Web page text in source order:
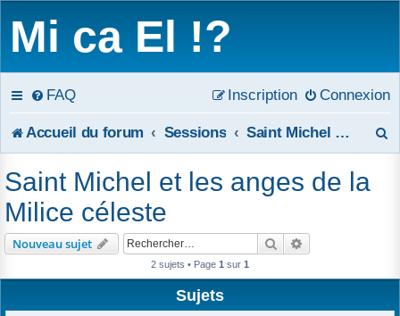
Mi ca El !?
FAQ Connexion
Inscription
Accueil du forum Sessions Saint Michel et les anges de la Milice céleste
Saint Michel et les anges de la
Milice céleste
Nouveau sujet Rechercher
2 sujets • Page 1 sur 1
Sujets